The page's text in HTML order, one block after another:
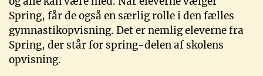
Spring, får de også en særlig rolle i den fælles
gymnastikopvisning. Det er nemlig eleverne fra
Spring, der står for spring-delen af skolens
opvisning.